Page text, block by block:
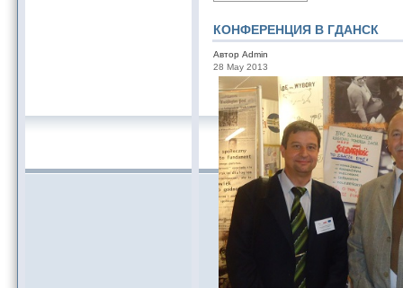
КОНФЕРЕНЦИЯ В ГДАНСК
Автор Admin
28 May 2013